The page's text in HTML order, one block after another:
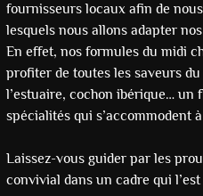
fournisseurs locaux afin de
lesquels nous allons adapter
En effet, nos formules du midi
profiter de toutes les saveurs
l’estuaire, cochon ibérique… un
spécialités qui s’accommodent
Laissez-vous guider par les
convivial dans un cadre qui